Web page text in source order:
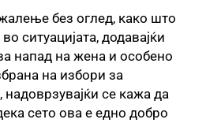
без оглед, како што
ситуацијата, додавајќи
напад на жена и особено
на избори за
се кажа да
сето ова е едно добро